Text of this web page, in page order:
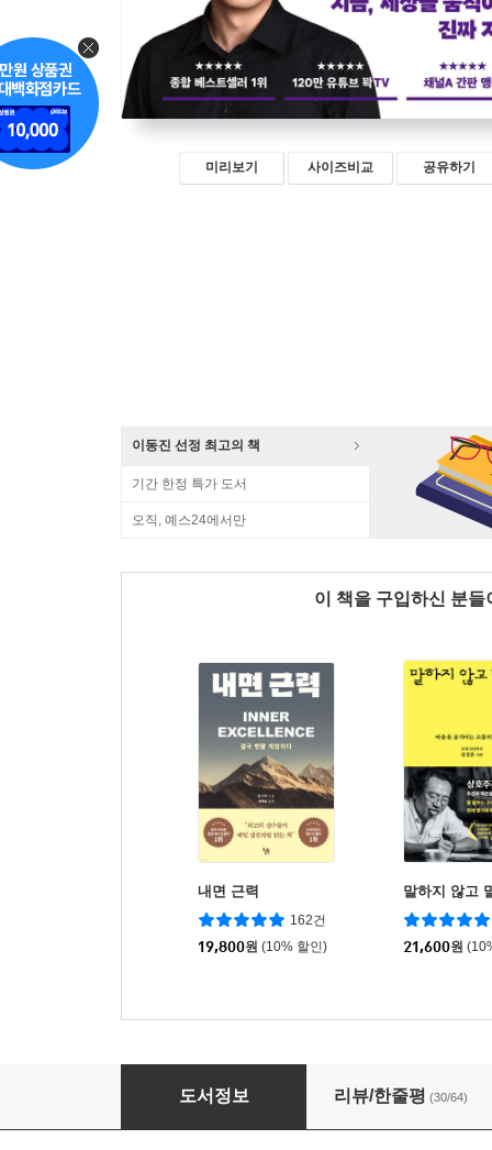
미리보기 사이즈비교 공유하기
이동진 선정 최고의 책
기간 한정 특가 도서
오직, 예스24에서만
이 책을 구입하신 분
내면 근력
162건
19,800원 (10% 할인)
말하지 않고
21,600원
품격 있는 대화를 위한 지식 브리핑
도서정보 리뷰/한줄평 (30/64)